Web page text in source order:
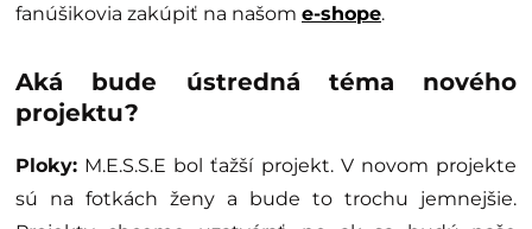
fanúšikovia zakúpiť na našom e-shope.
Aká bude ústredná téma nového
projektu?
Ploky: M.E.S.S.E bol ťažší projekt. V novom projekte
sú na fotkách ženy a bude to trochu jemnejšie.